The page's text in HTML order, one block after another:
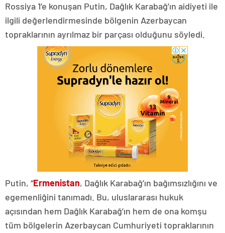
Rossiya 1’e konuşan Putin, Dağlık Karabağ’ın aidiyeti ile
ilgili değerlendirmesinde bölgenin Azerbaycan
topraklarının ayrılmaz bir parçası olduğunu söyledi.
Putin, “Ermenistan, Dağlık Karabağ’ın bağımsızlığını ve
egemenliğini tanımadı. Bu, uluslararası hukuk
açısından hem Dağlık Karabağ’ın hem de ona komşu
tüm bölgelerin Azerbaycan Cumhuriyeti topraklarının